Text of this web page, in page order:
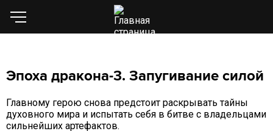
Эпоха дракона-3. Запугивание силой
Главному герою снова предстоит раскрывать тайны
духовного мира и испытать себя в битве с владельцами
сильнейших артефактов.